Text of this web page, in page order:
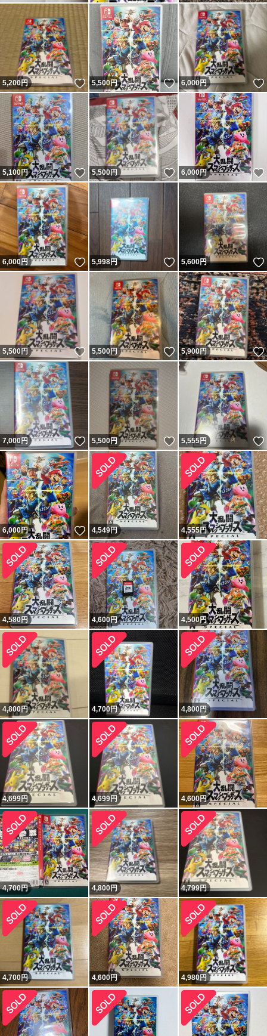
5,200円 いいね！
5,500円 いいね！
6,000円
5,100円 いいね！
5,500円 いいね！
6,000円
6,000円 いいね！
5,998円 いいね！
5,600円
5,500円 いいね！
5,500円 いいね！
5,900円
7,000円 いいね！
5,500円 いいね！
5,555円
6,000円 いいね！
4,549円 4,555円
4,580円 4,600円 4,500円
4,800円 4,700円 4,800円
4,699円 4,699円 4,600円
4,700円 4,800円 4,799円
4,700円 4,600円 4,980円